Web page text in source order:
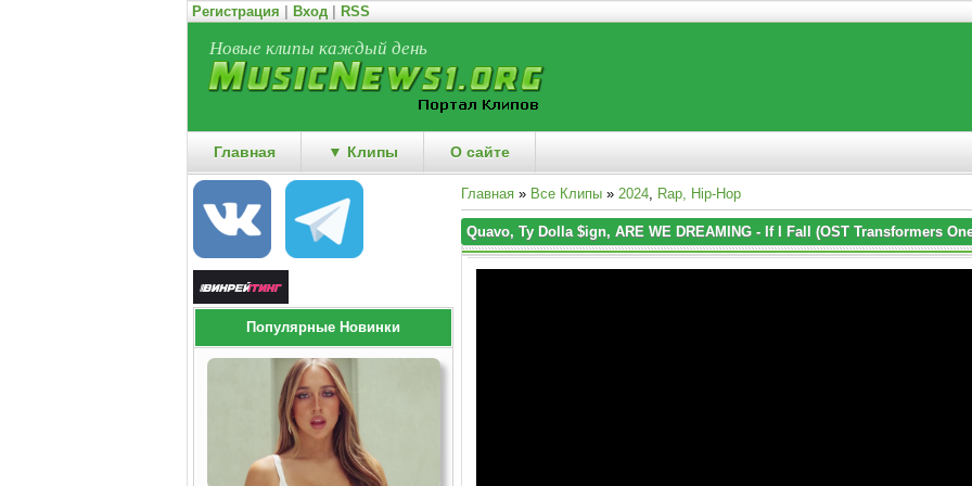
Регистрация Вход RSS
Новые клипы каждый день
Главная ▼ Клипы О сайте
Популярные Новинки
Главная » Все Клипы » 2024, Rap, Hip-Hop
Quavo, Ty Dolla $ign, ARE WE DREAMING - If I Fall (OST Transformers